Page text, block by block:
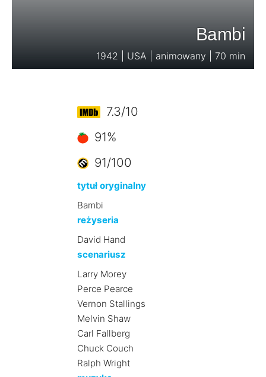
Bambi
1942 | USA | animowany | 70 min
7.3/10
91%
91/100
tytuł oryginalny
Bambi
reżyseria
David Hand
scenariusz
Larry Morey
Perce Pearce
Vernon Stallings
Melvin Shaw
Carl Fallberg
Chuck Couch
Ralph Wright